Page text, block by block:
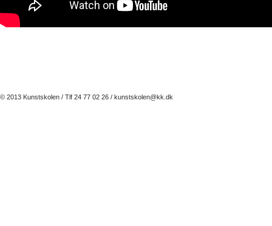
© 2013 Kunstskolen / Tlf 24 77 02 26 / kunstskolen@kk.dk